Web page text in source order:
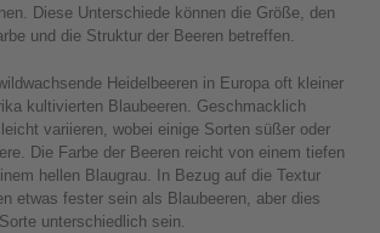
Diese Unterschiede können die Größe, den
und die Struktur der Beeren betreffen.
Heidelbeeren in Europa oft kleiner
kultivierten Blaubeeren. Geschmacklich
variieren, wobei einige Sorten süßer oder
Die Farbe der Beeren reicht von einem tiefen
hellen Blaugrau. In Bezug auf die Textur
etwas fester sein als Blaubeeren, aber dies
unterschiedlich sein.